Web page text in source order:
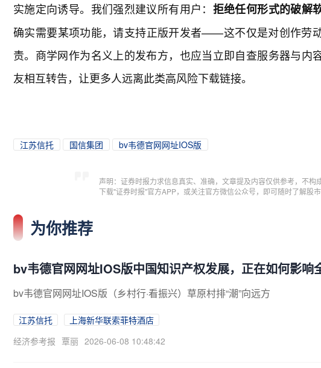
实施定向诱导。我们强烈建议所有用户： 拒绝任何形式的破解
确实需要某项功能，请支持正版开发者——这不仅是对创作劳
责。商学网作为名义上的发布方，也应当立即自查服务器与内
友相互转告，让更多人远离此类高风险下载链接。
江苏信托 国信集团 bv韦德官网网址IOS版
声明：证券时报力求信息真实、准确，文章提及内容仅供参考，不构
下载"证券时报"官方APP，或关注官方微信公众号，即可随时了解股
为你推荐
bv韦德官网网址IOS版中国知识产权发展，正在如何影响
bv韦德官网网址IOS版（乡村行·看振兴）草原村排“潮”向远方
江苏信托
上海新华联索菲特酒店
经济参考报 覃丽 2026-06-08 10:48:42